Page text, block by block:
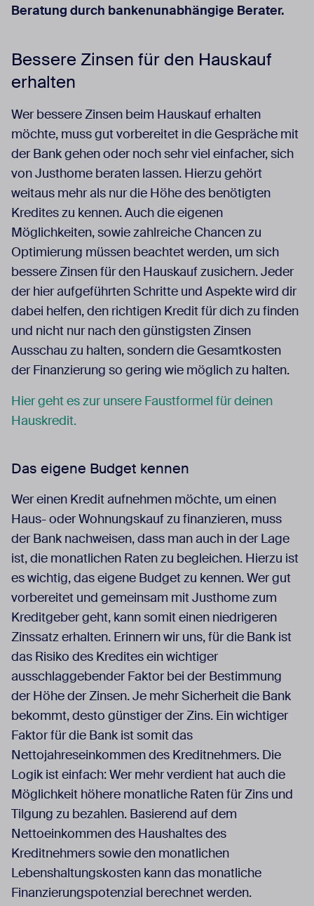
Beratung durch bankenunabhängige Berater.
Bessere Zinsen für den Hauskauf
erhalten
Wer bessere Zinsen beim Hauskauf erhalten
möchte, muss gut vorbereitet in die Gespräche mit
der Bank gehen oder noch sehr viel einfacher, sich
von Justhome beraten lassen. Hierzu gehört
weitaus mehr als nur die Höhe des benötigten
Kredites zu kennen. Auch die eigenen
Möglichkeiten, sowie zahlreiche Chancen zu
Optimierung müssen beachtet werden, um sich
bessere Zinsen für den Hauskauf zusichern. Jeder
der hier aufgeführten Schritte und Aspekte wird dir
dabei helfen, den richtigen Kredit für dich zu finden
und nicht nur nach den günstigsten Zinsen
Ausschau zu halten, sondern die Gesamtkosten
der Finanzierung so gering wie möglich zu halten.
Hier geht es zur unsere Faustformel für deinen
Hauskredit.
Das eigene Budget kennen
Wer einen Kredit aufnehmen möchte, um einen
Haus- oder Wohnungskauf zu finanzieren, muss
der Bank nachweisen, dass man auch in der Lage
ist, die monatlichen Raten zu begleichen. Hierzu ist
es wichtig, das eigene Budget zu kennen. Wer gut
vorbereitet und gemeinsam mit Justhome zum
Kreditgeber geht, kann somit einen niedrigeren
Zinssatz erhalten. Erinnern wir uns, für die Bank ist
das Risiko des Kredites ein wichtiger
ausschlaggebender Faktor bei der Bestimmung
der Höhe der Zinsen. Je mehr Sicherheit die Bank
bekommt, desto günstiger der Zins. Ein wichtiger
Faktor für die Bank ist somit das
Nettojahreseinkommen des Kreditnehmers. Die
Logik ist einfach: Wer mehr verdient hat auch die
Möglichkeit höhere monatliche Raten für Zins und
Tilgung zu bezahlen. Basierend auf dem
Nettoeinkommen des Haushaltes des
Kreditnehmers sowie den monatlichen
Lebenshaltungskosten kann das monatliche
Finanzierungspotenzial berechnet werden.